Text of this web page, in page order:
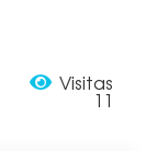
Visitas
11